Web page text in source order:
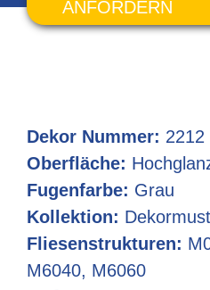
ANFORDERN
Dekor Nummer: 2212
Oberfläche:
Fugenfarbe: Grau
Kollektion:
Fliesenstrukturen:
M6040 M6060